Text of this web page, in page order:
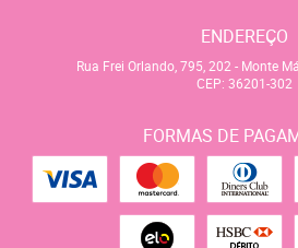
ENDEREÇO
Rua Frei Orlando, 795, 202 - Monte
CEP: 36201-302
FORMAS DE